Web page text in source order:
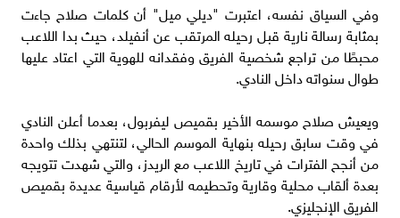
وفي السياق نفسه، اعتبرت "ديلي ميل" أن كلمات صلاح جاءت
بمثابة رسالة نارية قبل رحيله المرتقب عن أنفيلد، حيث بدا اللاعب
محبطًا من تراجع شخصية الفريق وفقدانه للهوية التي اعتاد عليها
طوال سنواته داخل النادي.
ويعيش صلاح موسمه الأخير بقميص ليفربول، بعدما أعلن النادي
في وقت سابق رحيله بنهاية الموسم الحالي، لتنتهي بذلك واحدة
من أنجح الفترات في تاريخ اللاعب مع الريدز، والتي شهدت تتويجه
بعدة ألقاب محلية وقارية وتحطيمه لأرقام قياسية عديدة بقميص
الفريق الإنجليزي.